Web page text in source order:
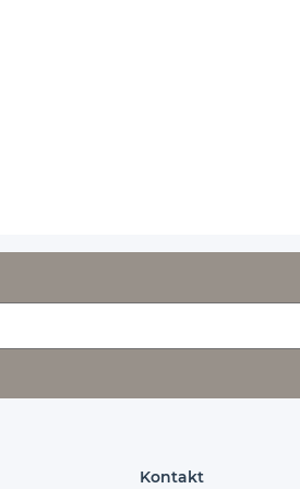
Kontakt